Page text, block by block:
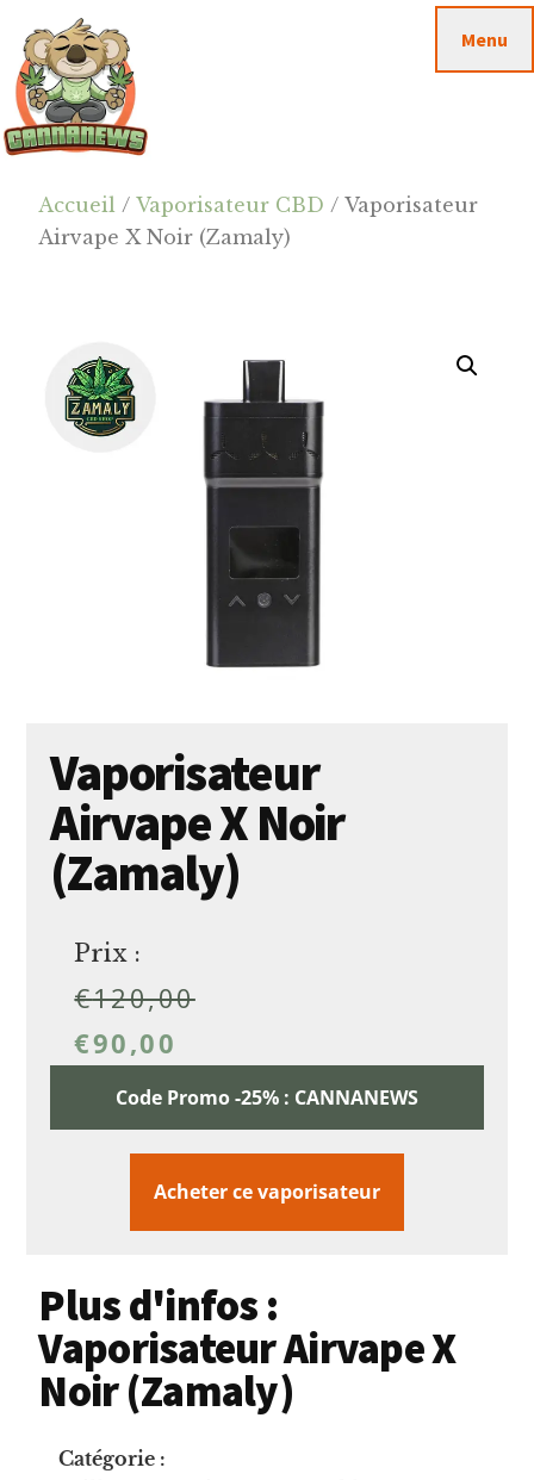
contenu
principal
barre
latérale
principale
footer
Cannanews.fr
Menu
Accueil /Vaporisateur CBD / Vaporisateur
Airvape X Noir (Zamaly)
Vaporisateur
Airvape X Noir
(Zamaly)
Prix :
€120,00
€90,00
Code Promo -25% : CANNANEWS
Acheter ce vaporisateur
Plus d'infos :
Vaporisateur Airvape X
Noir (Zamaly)
Catégorie :